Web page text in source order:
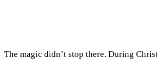
The magic didn’t stop there. During